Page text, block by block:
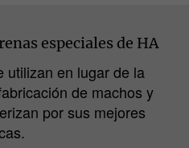
especiales de HA
utilizan en lugar de la
de machos y
por sus mejores